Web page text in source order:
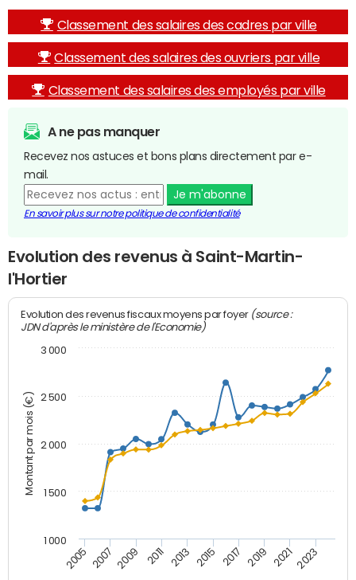
Classement des salaires des cadres par ville
Classement des salaires des ouvriers par ville
Classement des salaires des employés par ville
A ne pas manquer
Recevez nos astuces et bons plans directement par e-
mail.
Je m'abonne
En savoir plus sur notre politique de confidentialité
Evolution des revenus à Saint-Martin-
l'Hortier
Montant par mois (€)
Evolution des revenus fiscaux moyens par foyer (source :
JDN d'après le ministère de l'Economie)
2005 2007 2009 2011 2013 2015 2017 2019 2021 2023
1 000
1 500
2 000
2 500
3 000